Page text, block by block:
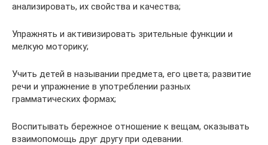
анализировать, их свойства и качества;
Упражнять и активизировать зрительные функции и
мелкую моторику;
Учить детей в назывании предмета, его цвета; развитие
речи и упражнение в употреблении разных
грамматических формах;
Воспитывать бережное отношение к вещам, оказывать
взаимопомощь друг другу при одевании.